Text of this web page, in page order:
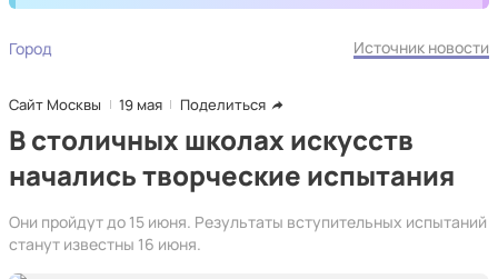
Город Источник новости
Сайт Москвы 19 мая Поделиться
В столичных школах искусств
начались творческие испытания
Они пройдут до 15 июня. Результаты вступительных испытаний
станут известны 16 июня.